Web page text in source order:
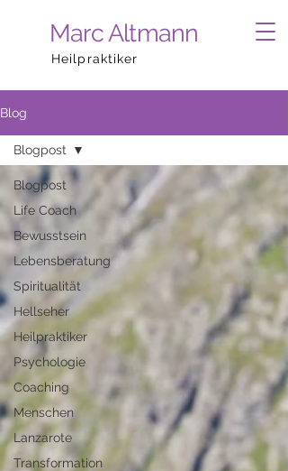
Marc Altmann
Heilpraktiker
Blog
Blogpost
Life Coach
Bewusstsein
Lebensberatung
Spiritualität
Hellseher
Heilpraktiker
Psychologie
Coaching
Menschen
Lanzarote
Transformation
Blogpost